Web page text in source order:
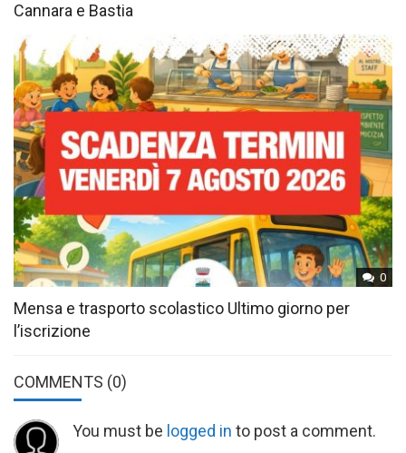
Cannara e Bastia
0
Mensa e trasporto scolastico Ultimo giorno per
l’iscrizione
COMMENTS (0)
You must be logged in to post a comment.